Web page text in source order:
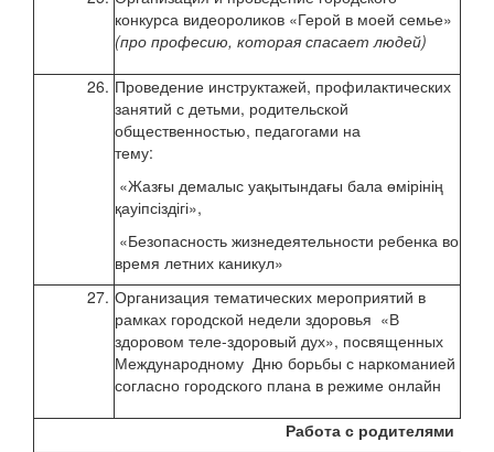
конкурса видеороликов «Герой в моей семье»
(про професию, которая спасает людей)
26. Проведение инструктажей, профилактических
занятий с детьми, родительской
общественностью, педагогами на
тему:
«Жазғы демалыс уақытындағы бала өмірінің
қауіпсіздігі»,
«Безопасность жизнедеятельности ребенка во
время летних каникул»
27. Организация тематических мероприятий в
рамках городской недели здоровья «В
здоровом теле-здоровый дух», посвященных
Международному Дню борьбы с наркоманией
согласно городского плана в режиме онлайн
Работа с родителями